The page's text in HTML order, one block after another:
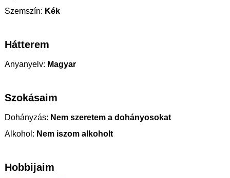
Szemszín: Kék
Hátterem
Anyanyelv: Magyar
Szokásaim
Dohányzás: Nem szeretem a dohányosokat
Alkohol: Nem iszom alkoholt
Hobbijaim